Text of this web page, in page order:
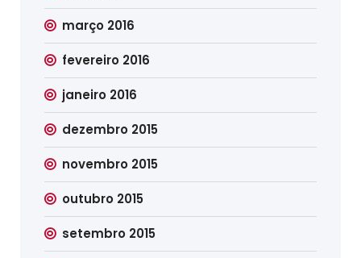
março 2016
fevereiro 2016
janeiro 2016
dezembro 2015
novembro 2015
outubro 2015
setembro 2015